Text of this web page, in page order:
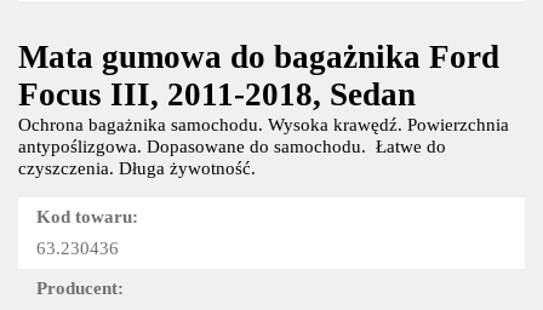
Mata gumowa do bagażnika Ford
Focus III, 2011-2018, Sedan
Ochrona bagażnika samochodu. Wysoka krawędź. Powierzchnia
antypoślizgowa. Dopasowane do samochodu. Łatwe do
czyszczenia. Długa żywotność.
Kod towaru:
63.230436
Producent: